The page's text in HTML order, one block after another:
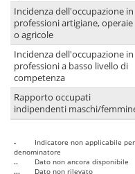
Incidenza dell'occupazione in
professioni artigiane, operaie
o agricole
Incidenza dell'occupazione in
professioni a basso livello di
competenza
Rapporto occupati
indipendenti maschi/
-
Indicatore non applicabile
denominatore
..
Dato non ancora disponibile
...
Dato non rilevato